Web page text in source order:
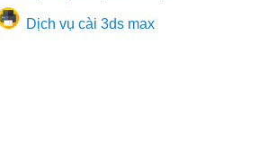
Dịch vụ cài 3ds max